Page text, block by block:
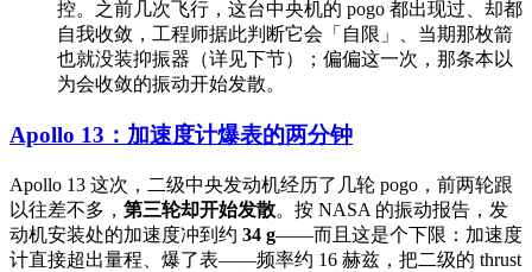
控。之前几次飞行，这台中央机的 pogo 都出现过、却都
自我收敛，工程师据此判断它会「自限」、当期那枚箭
也就没装抑振器（详见下节）；偏偏这一次，那条本以
为会收敛的振动开始发散。
Apollo 13：加速度计爆表的两分钟
Apollo 13 这次，二级中央发动机经历了几轮 pogo，前两轮跟
以往差不多， 第三轮却开始发散。按 NASA 的振动报告，发
动机安装处的加速度冲到约 34 g——而且这是个下限：加速度
计直接超出量程、爆了表——频率约 16 赫兹，把二级的 thrust